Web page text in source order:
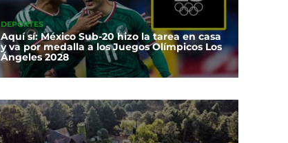
DEPORTES
Aquí sí: México Sub-20 hizo la tarea en casa
y va por medalla a los Juegos Olímpicos Los
Ángeles 2028